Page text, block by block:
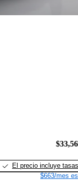
El precio incluye tasas
$663/mes